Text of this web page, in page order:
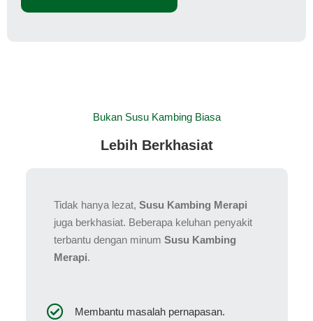
Bukan Susu Kambing Biasa
Lebih Berkhasiat
Tidak hanya lezat, Susu Kambing Merapi
juga berkhasiat. Beberapa keluhan penyakit
terbantu dengan minum Susu Kambing
Merapi.
Membantu masalah pernapasan.